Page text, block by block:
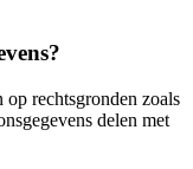
op rechtsgronden zoals
delen met